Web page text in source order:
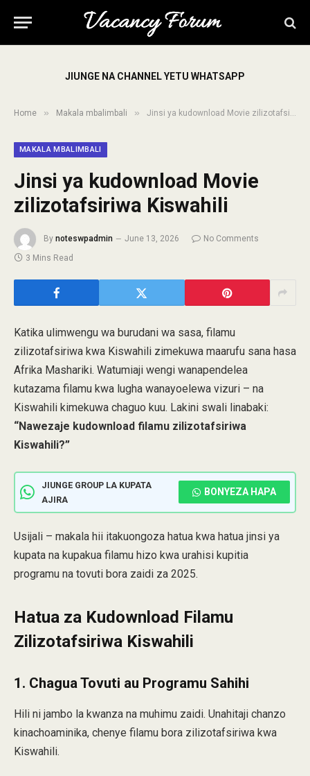
JIUNGE NA CHANNEL YETU WHATSAPP
Home » Makala mbalimbali » Jinsi ya kudownload Movie zilizotafsiriwa Kiswahili
MAKALA MBALIMBALI
Jinsi ya kudownload Movie
zilizotafsiriwa Kiswahili
By noteswpadmin June 13, 2026
No Comments
3 Mins Read
Katika ulimwengu wa burudani wa sasa, filamu
zilizotafsiriwa kwa Kiswahili zimekuwa maarufu sana hasa
Afrika Mashariki. Watumiaji wengi wanapendelea
kutazama filamu kwa lugha wanayoelewa vizuri – na
Kiswahili kimekuwa chaguo kuu. Lakini swali linabaki:
“Nawezaje kudownload filamu zilizotafsiriwa
Kiswahili?”
JIUNGE GROUP LA KUPATA
AJIRA
BONYEZA HAPA
Usijali – makala hii itakuongoza hatua kwa hatua jinsi ya
kupata na kupakua filamu hizo kwa urahisi kupitia
programu na tovuti bora zaidi za 2025.
Hatua za Kudownload Filamu
Zilizotafsiriwa Kiswahili
1. Chagua Tovuti au Programu Sahihi
Hili ni jambo la kwanza na muhimu zaidi. Unahitaji chanzo
kinachoaminika, chenye filamu bora zilizotafsiriwa kwa
Kiswahili.